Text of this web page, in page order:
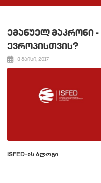
ემანუელ მაკრონი
ევროპისთვის?
8 მაისი, 2017
ISFED-ის ბლოგი